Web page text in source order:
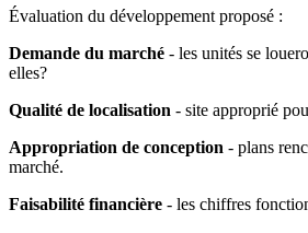
Évaluation du développement proposé :
Demande du marché - les unités se
elles?
Qualité de localisation - site approprié
Appropriation de conception - plans
marché.
Faisabilité financière - les chiffres